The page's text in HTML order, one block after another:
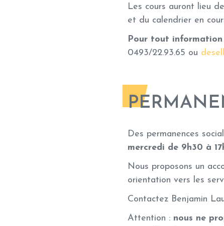
Les cours auront lieu
et du calendrier en
Pour tout
0493/22.93.65 ou
Des permanences
mercredi de 9h30 à
Nous proposons un
orientation vers les
Contactez Benjamin
Attention : nous ne